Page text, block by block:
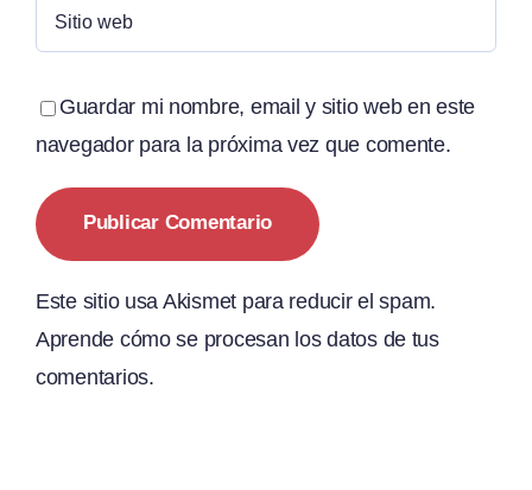
Guardar mi nombre, email y sitio web en este
navegador para la próxima vez que comente.
Este sitio usa Akismet para reducir el spam.
Aprende cómo se procesan los datos de tus
comentarios.